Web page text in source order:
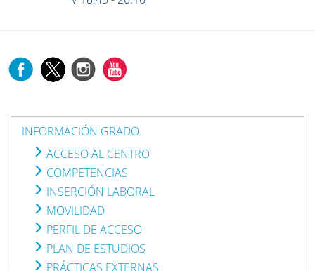
INFORMACIÓN GRADO
ACCESO AL CENTRO
COMPETENCIAS
INSERCIÓN LABORAL
MOVILIDAD
PERFIL DE ACCESO
PLAN DE ESTUDIOS
PRÁCTICAS EXTERNAS